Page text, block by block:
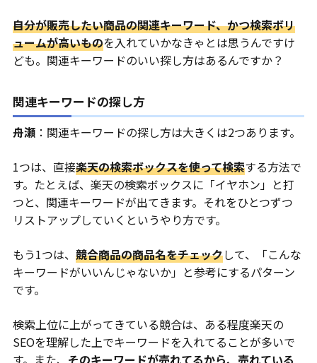
自分が販売したい商品の関連キーワード、かつ検索ボリ
ュームが高いものを入れていかなきゃとは思うんですけ
ども。関連キーワードのいい探し方はあるんですか？
関連キーワードの探し方
舟瀬 ：関連キーワードの探し方は大きくは2つあります。
1つは、直接楽天の検索ボックスを使って検索する方法で
す。たとえば、楽天の検索ボックスに「イヤホン」と打
つと、関連キーワードが出てきます。それをひとつずつ
リストアップしていくというやり方です。
もう1つは、競合商品の商品名をチェックして、「こんな
キーワードがいいんじゃないか」と参考にするパターン
です。
検索上位に上がってきている競合は、ある程度楽天の
SEOを理解した上でキーワードを入れてることが多いで
す。また、 そのキーワードが売れてるから、売れている